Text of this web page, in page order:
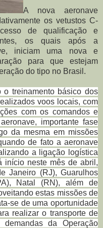
A nova aeronave
os vetustos C-
de qualificação e
os quais após a
iniciam uma nova e
para que estejam
do tipo no Brasil.
treinamento básico dos
voos locais, com
com os comandos e
importante fase
da mesma em missões
de fato a aeronave
a ligação logística
início neste mês de abril,
Janeiro (RJ), Guarulhos
Natal (RN), além de
estas missões de
se de uma oportunidade
realizar o transporte de
da Operação